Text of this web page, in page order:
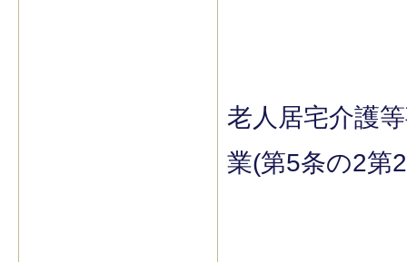
老人居宅介護
業(第5条の2第